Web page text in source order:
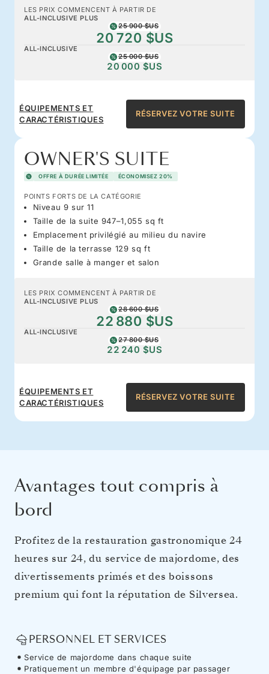
LES PRIX COMMENCENT À PARTIR DE
ALL-INCLUSIVE PLUS
25 900 $US
20 720 $US
ALL-INCLUSIVE
25 000 $US
20 000 $US
ÉQUIPEMENTS ET
CARACTÉRISTIQUES
RÉSERVEZ VOTRE SUITE
OWNER'S SUITE
OFFRE À DURÉE LIMITÉE ÉCONOMISEZ 20%
POINTS FORTS DE LA CATÉGORIE
Niveau 9 sur 11
Taille de la suite 947–1,055 sq ft
Emplacement privilégié au milieu du navire
Taille de la terrasse 129 sq ft
Grande salle à manger et salon
LES PRIX COMMENCENT À PARTIR DE
ALL-INCLUSIVE PLUS
28 600 $US
22 880 $US
ALL-INCLUSIVE
27 800 $US
22 240 $US
ÉQUIPEMENTS ET
CARACTÉRISTIQUES
RÉSERVEZ VOTRE SUITE
Avantages tout compris à
bord
Profitez de la restauration gastronomique 24
heures sur 24, du service de majordome, des
divertissements primés et des boissons
premium qui font la réputation de Silversea.
PERSONNEL ET SERVICES
Service de majordome dans chaque suite
Pratiquement un membre d'équipage par passager